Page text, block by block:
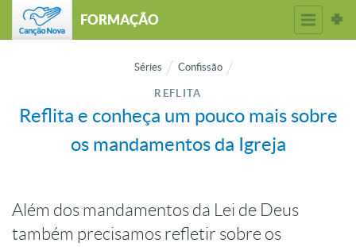
FORMAÇÃO
Séries Confissão
REFLITA
Reflita e conheça um pouco mais sobre
os mandamentos da Igreja
Além dos mandamentos da Lei de Deus
também precisamos refletir sobre os